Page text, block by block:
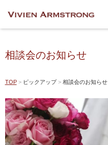
相談会のお知らせ
TOP ピックアップ 相談会のお知らせ